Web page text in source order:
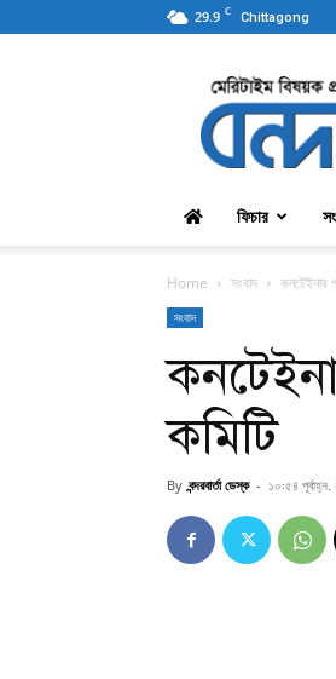
29.9 C Chittagong
ফিচার
Home সংবাদ কনটেইনার
সংবাদ
কমিটি
By বন্দরবার্তা ডেস্ক - ১০:৫৪